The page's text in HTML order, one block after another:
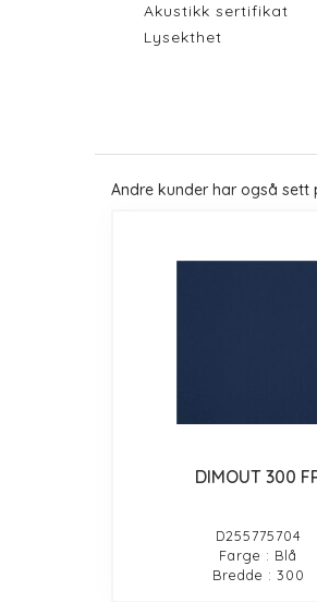
Akustikk sertifikat
Lysekthet
Andre kunder har også sett
DIMOUT 300
D255775704
Farge : Blå
Bredde : 300